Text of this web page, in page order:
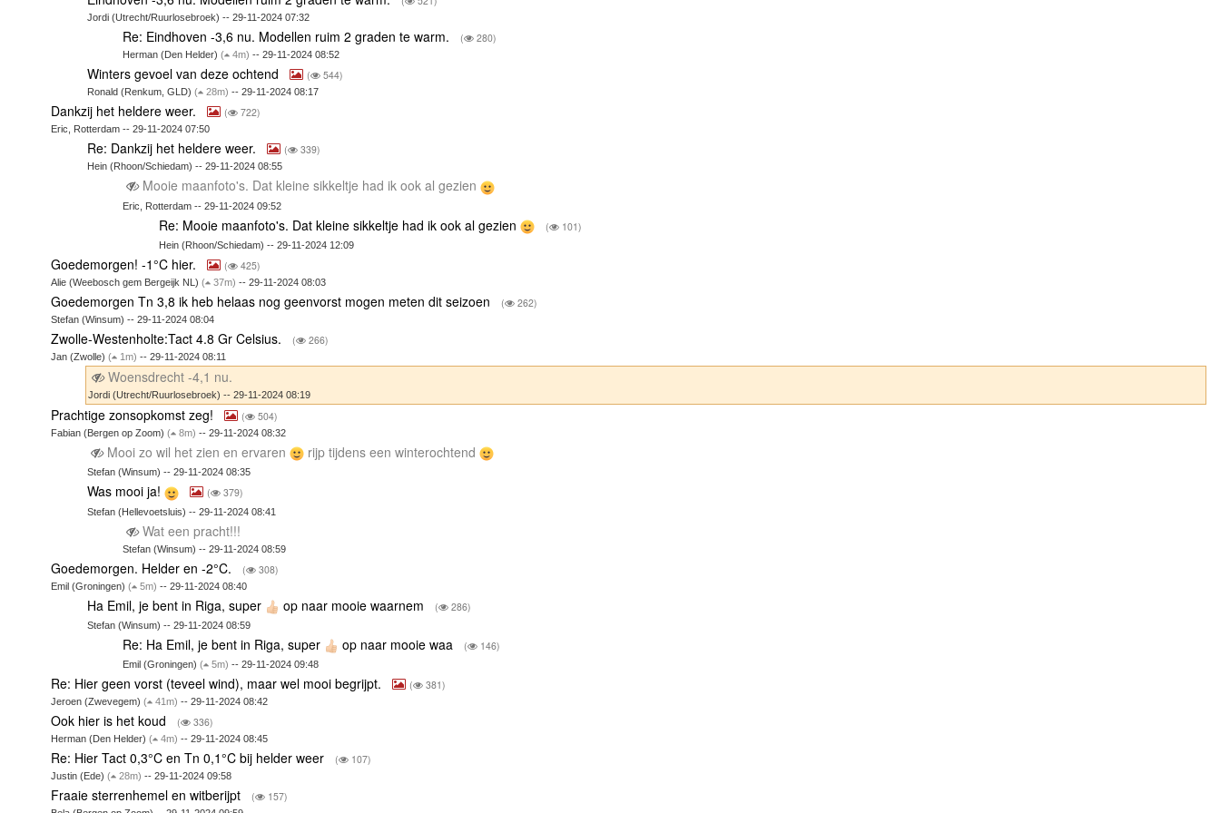
Jordi (Utrecht/Ruurlosebroek) -- 29-11-2024 07:32
Re: Eindhoven -3,6 nu. Modellen ruim 2 graden te warm. ( 280)
Herman (Den Helder)( 4m) -- 29-11-2024 08:52
Winters gevoel van deze ochtend ( 544)
Ronald (Renkum, GLD) ( 28m) -- 29-11-2024 08:17
Dankzij het heldere weer. ( 722)
Eric, Rotterdam -- 29-11-2024 07:50
Re: Dankzij het heldere weer. ( 339)
Hein (Rhoon/Schiedam) -- 29-11-2024 08:55
Mooie maanfoto's. Dat kleine sikkeltje had ik ook al gezien
Eric, Rotterdam -- 29-11-2024 09:52
Re: Mooie maanfoto's. Dat kleine sikkeltje had ik ook al gezien ( 101)
Hein (Rhoon/Schiedam) -- 29-11-2024 12:09
Goedemorgen! -1°C hier. ( 425)
Alie (Weebosch gem Bergeijk NL)( 37m) -- 29-11-2024 08:03
Goedemorgen Tn 3,8 ik heb helaas nog geenvorst mogen meten dit seizoen ( 262)
Stefan (Winsum) -- 29-11-2024 08:04
Zwolle-Westenholte:Tact 4.8 Gr Celsius. ( 266)
Jan (Zwolle)( 1m) -- 29-11-2024 08:11
Woensdrecht -4,1 nu.
Jordi (Utrecht/Ruurlosebroek) -- 29-11-2024 08:19
Prachtige zonsopkomst zeg! ( 504)
Fabian (Bergen op Zoom)( 8m) -- 29-11-2024 08:32
Mooi zo wil het zien en ervaren rijp tijdens een winterochtend
Stefan (Winsum) -- 29-11-2024 08:35
Was mooi ja! ( 379)
Stefan (Hellevoetsluis) -- 29-11-2024 08:41
Wat een pracht!!!
Stefan (Winsum) -- 29-11-2024 08:59
Goedemorgen. Helder en -2°C. ( 308)
Emil (Groningen)( 5m) -- 29-11-2024 08:40
Ha Emil, je bent in Riga, super op naar mooie waarnem ( 286)
Stefan (Winsum) -- 29-11-2024 08:59
Re: Ha Emil, je bent in Riga, super op naar mooie waa ( 146)
Emil (Groningen)( 5m) -- 29-11-2024 09:48
Re: Hier geen vorst (teveel wind), maar wel mooi begrijpt. ( 381)
Jeroen (Zwevegem)( 41m) -- 29-11-2024 08:42
Ook hier is het koud ( 336)
Herman (Den Helder)( 4m) -- 29-11-2024 08:45
Re: Hier Tact 0,3°C en Tn 0,1°C bij helder weer ( 107)
Justin (Ede)( 28m) -- 29-11-2024 09:58
Fraaie sterrenhemel en witberijpt ( 157)